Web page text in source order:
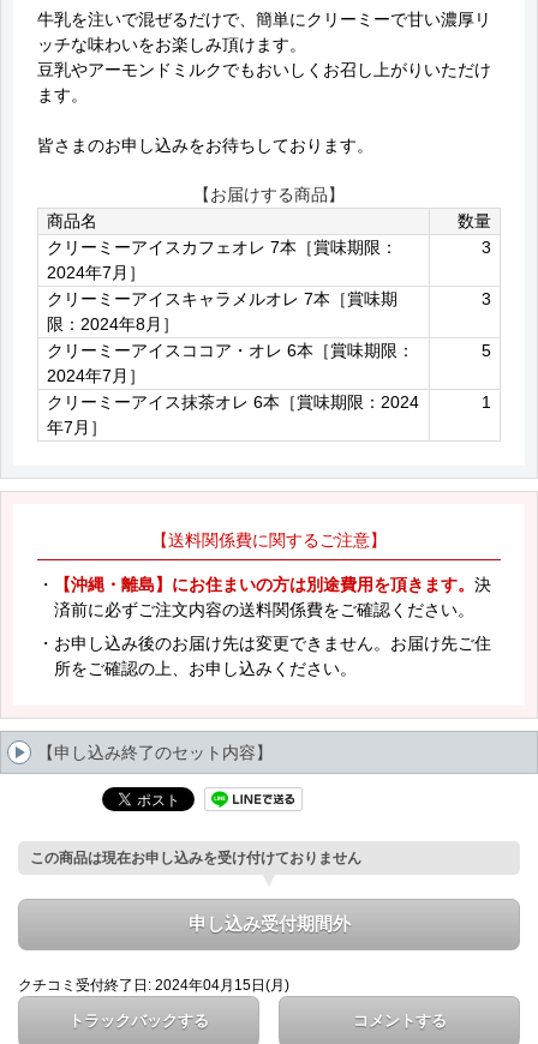
牛乳を注いで混ぜるだけで、簡単にクリーミーで甘い濃厚リ
ッチな味わいをお楽しみ頂けます。
豆乳やアーモンドミルクでもおいしくお召し上がりいただけ
ます。
皆さまのお申し込みをお待ちしております。
【お届けする商品】
商品名
数量
クリーミーアイスカフェオレ 7本［賞味期限：
2024年7月］
3
クリーミーアイスキャラメルオレ 7本［賞味期
限：2024年8月］
3
クリーミーアイスココア・オレ 6本［賞味期限：
2024年7月］
5
クリーミーアイス抹茶オレ 6本［賞味期限：2024
年7月］
1
【送料関係費に関するご注意】
・ 【沖縄・離島】にお住まいの方は別途費用を頂きます。 決
済前に必ずご注文内容の送料関係費をご確認ください。
・お申し込み後のお届け先は変更できません。お届け先ご住
所をご確認の上、お申し込みください。
【申し込み終了のセット内容】
この商品は現在お申し込みを受け付けておりません
申し込み受付期間外
クチコミ受付終了日: 2024年04月15日(月)
トラックバックする コメントする